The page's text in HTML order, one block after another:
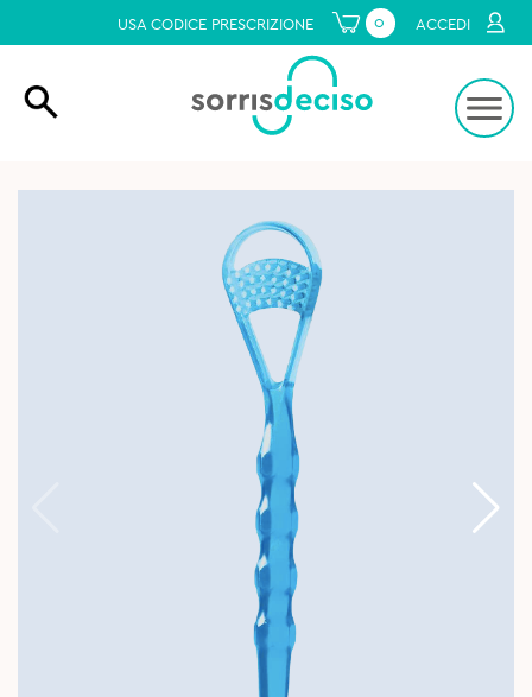
USA CODICE PRESCRIZIONE 0 ACCEDI